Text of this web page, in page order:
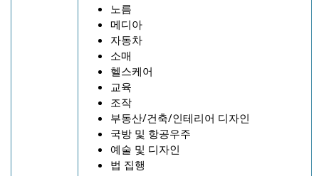
노름
메디아
자동차
소매
헬스케어
교육
조작
부동산/건축/인테리어 디자인
국방 및 항공우주
예술 및 디자인
법 집행